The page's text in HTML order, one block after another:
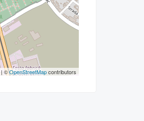
| ©OpenStreetMapcontributors